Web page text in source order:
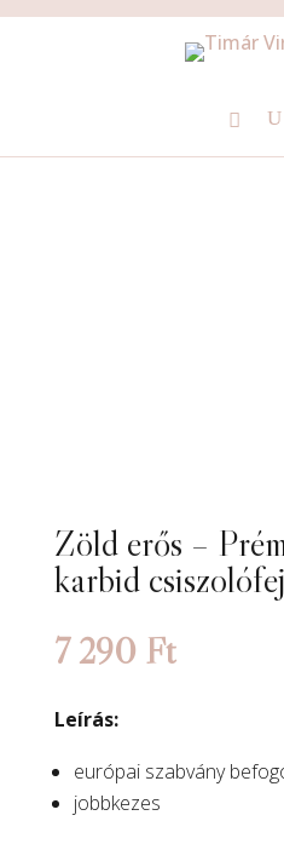
Zöld erős –
karbid csiszolófej
7 290 Ft
Leírás:
európai szabvány
jobbkezes